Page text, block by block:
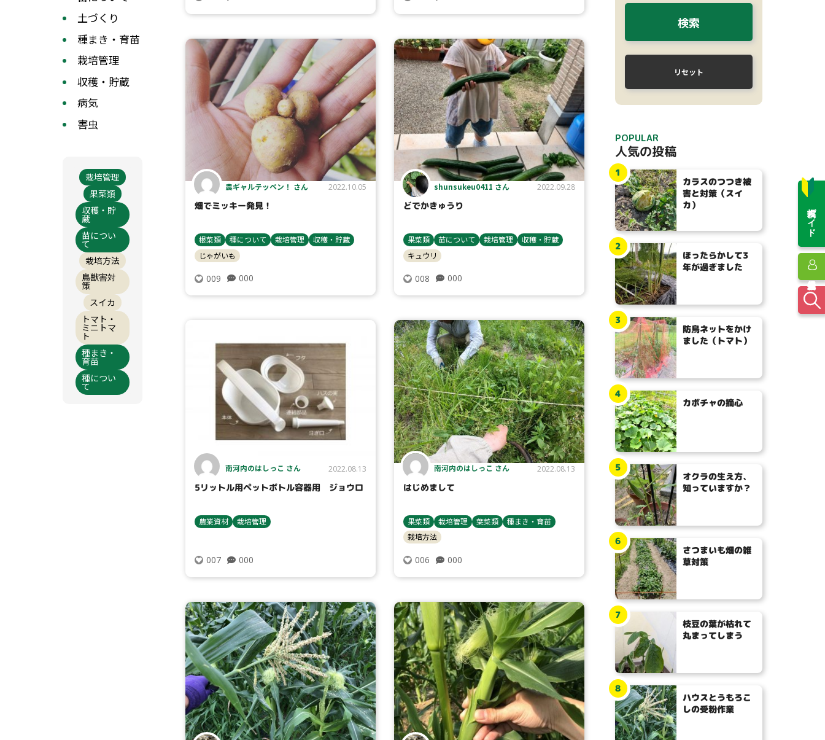
投稿ガイド
タイプ
大テーマ 栽培管理
小テーマ
コンテスト
土づくり
種まき・育苗
栽培管理
収穫・貯蔵
病気
害虫
栽培管理
果菜類
収穫・貯
蔵
苗につい
て
栽培方法
鳥獣害対
策
スイカ
トマト・
ミニトマ
ト
種まき・
育苗
種につい
て
農ギャルテッペン！ さん 2022.10.05
畑でミッキー発見！
根菜類 種について 栽培管理
収穫・貯蔵
じゃがいも
009 000
shunsukeu0411 さん 2022.09.28
どでかきゅうり
果菜類 苗について 栽培管理
収穫・貯蔵
キュウリ
008 000
南河内のはしっこ さん 2022.08.13
5リットル用ペットボトル容器用 ジョウロ
農業資材 栽培管理
007 000
南河内のはしっこ さん 2022.08.13
はじめまして
果菜類 栽培管理 葉菜類
種まき・育苗
栽培方法
006 000
検索
リセット
POPULAR
人気の投稿
カラスのつつき被
害と対策（スイ
カ）
1
ほったらかして3
年が過ぎました
2
防鳥ネットをかけ
ました（トマト）
3
カボチャの摘心
4
オクラの生え方、
知っていますか？
5
さつまいも畑の雑
草対策
6
枝豆の葉が枯れて
丸まってしまう
7
ハウスとうもろこ
しの受粉作業
8